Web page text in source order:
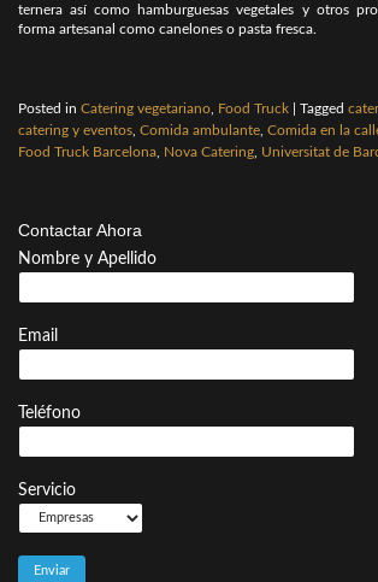
ternera así como hamburguesas vegetales y otros
forma artesanal como canelones o pasta fresca.
Posted in Catering vegetariano Food Truck Tagged
catering y eventos Comida ambulante Comida en la
Food Truck Barcelona
Nova Catering Universitat de
Contactar Ahora
Nombre y Apellido
Email
Teléfono
Servicio